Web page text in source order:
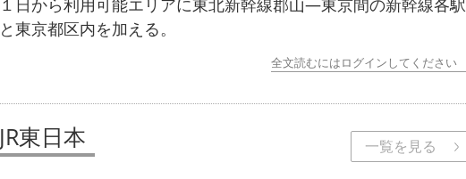
１日から利用可能エリアに東北新幹線郡山―東京間の新幹線各駅
と東京都区内を加える。
全文読むにはログインしてください
JR東日本 一覧を見る